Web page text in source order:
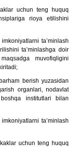
uchun teng huquq
rioya etilishini
ta’minlash
ta’minlashga doir
muvofiqligini
berish yuzasidan
organlari, nodavlat
institutlari bilan
ta’minlash
uchun teng huquq